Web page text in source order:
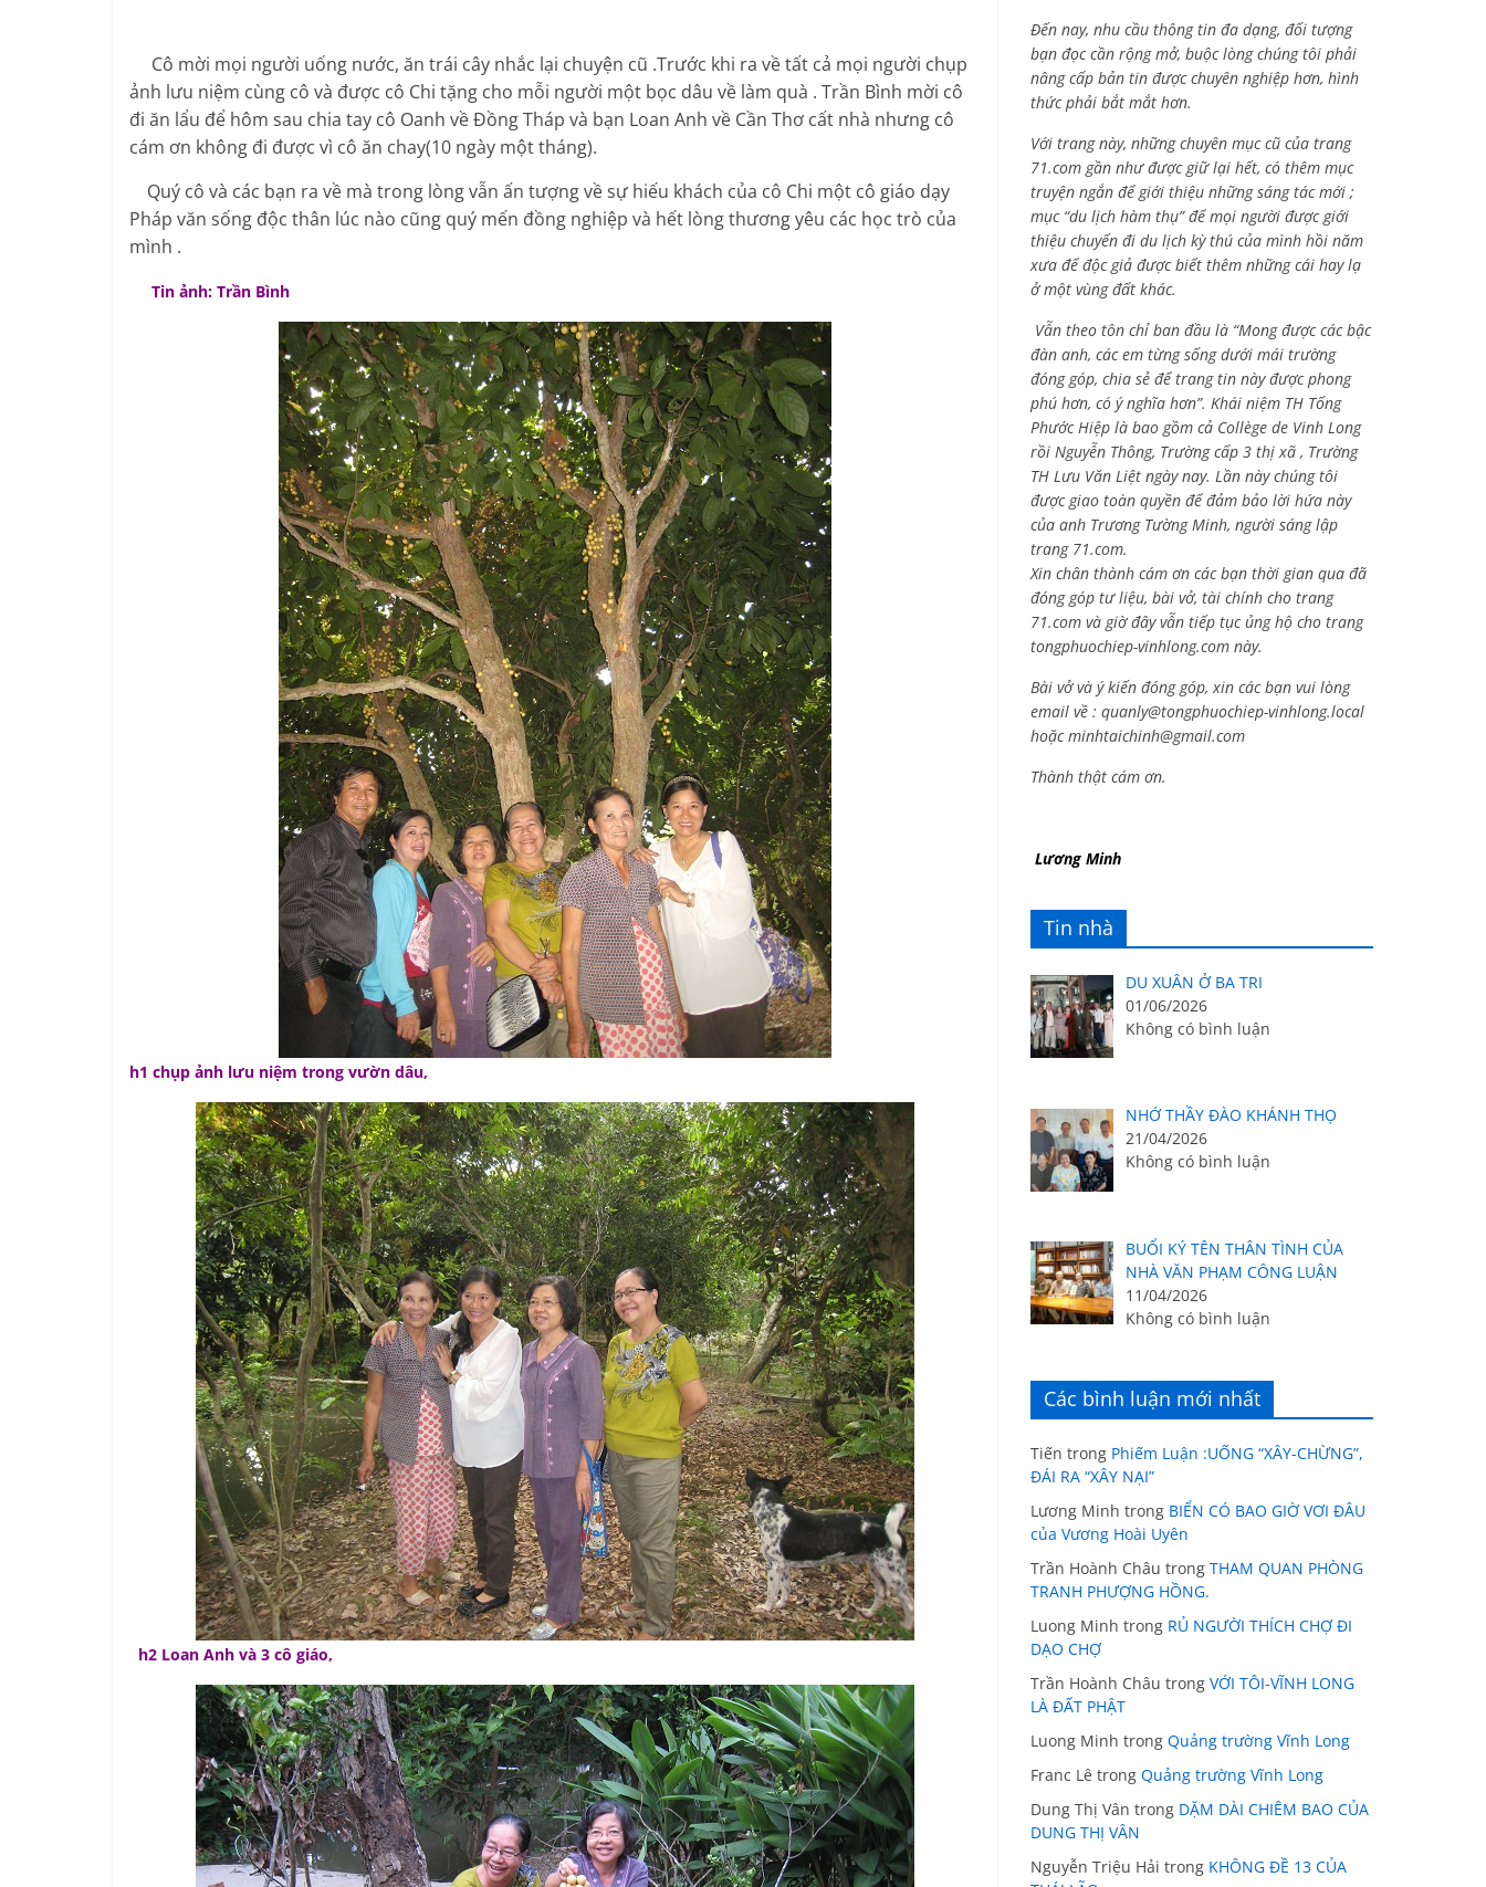
Cô mời mọi người uống nước, ăn trái cây nhắc lại chuyện cũ .Trước khi ra về tất cả mọi người chụp
ảnh lưu niệm cùng cô và được cô Chi tặng cho mỗi người một bọc dâu về làm quà . Trần Bình mời cô
đi ăn lẩu để hôm sau chia tay cô Oanh về Đồng Tháp và bạn Loan Anh về Cần Thơ cất nhà nhưng cô
cám ơn không đi được vì cô ăn chay(10 ngày một tháng).
Quý cô và các bạn ra về mà trong lòng vẫn ấn tượng về sự hiếu khách của cô Chi một cô giáo dạy
Pháp văn sống độc thân lúc nào cũng quý mến đồng nghiệp và hết lòng thương yêu các học trò của
mình .
Tin ảnh: Trần Bình
h1 chụp ảnh lưu niệm trong vườn dâu,
h2 Loan Anh và 3 cô giáo,
Đến nay, nhu cầu thông tin đa dạng, đối tượng
bạn đọc cần rộng mở, buộc lòng chúng tôi phải
nâng cấp bản tin được chuyên nghiệp hơn, hình
thức phải bắt mắt hơn.
Với trang này, những chuyên mục cũ của trang
71.com gần như được giữ lại hết, có thêm mục
truyện ngắn để giới thiệu những sáng tác mới ;
mục “du lịch hàm thụ” để mọi người được giới
thiệu chuyến đi du lịch kỳ thú của mình hồi năm
xưa để độc giả được biết thêm những cái hay lạ
ở một vùng đất khác.
Vẫn theo tôn chỉ ban đầu là “Mong được các bậc
đàn anh, các em từng sống dưới mái trường
đóng góp, chia sẻ để trang tin này được phong
phú hơn, có ý nghĩa hơn”. Khái niệm TH Tống
Phước Hiệp là bao gồm cả Collège de Vinh Long
rồi Nguyễn Thông, Trường cấp 3 thị xã , Trường
TH Lưu Văn Liệt ngày nay. Lần này chúng tôi
được giao toàn quyền để đảm bảo lời hứa này
của anh Trương Tường Minh, người sáng lập
trang 71.com.
Xin chân thành cám ơn các bạn thời gian qua đã
đóng góp tư liệu, bài vở, tài chính cho trang
71.com và giờ đây vẫn tiếp tục ủng hộ cho trang
tongphuochiep-vinhlong.com này.
Bài vở và ý kiến đóng góp, xin các bạn vui lòng
email về : quanly@tongphuochiep-vinhlong.local
hoặcminhtaichinh@gmail.com
Thành thật cám ơn.
Lương Minh
Tin nhà
DU XUÂN Ở BA TRI
01/06/2026
Không có bình luận
NHỚ THẦY ĐÀO KHÁNH THỌ
21/04/2026
Không có bình luận
BUỔI KÝ TÊN THÂN TÌNH CỦA
NHÀ VĂN PHẠM CÔNG LUẬN
11/04/2026
Không có bình luận
Các bình luận mới nhất
Tiến trong Phiếm Luận :UỐNG “XÂY-CHỪNG”,
ĐÁI RA “XÂY NẠI”
Lương Minh trong BIỂN CÓ BAO GIỜ VƠI ĐÂU
của Vương Hoài Uyên
Trần Hoành Châu trong THAM QUAN PHÒNG
TRANH PHƯỢNG HỒNG.
Luong Minh trong RỦ NGƯỜI THÍCH CHỢ ĐI
DẠO CHỢ
Trần Hoành Châu trong VỚI TÔI-VĨNH LONG
LÀ ĐẤT PHẬT
Luong Minh trong Quảng trường Vĩnh Long
Franc Lê trong Quảng trường Vĩnh Long
Dung Thị Vân trong DẶM DÀI CHIÊM BAO CỦA
DUNG THỊ VÂN
Nguyễn Triệu Hải trong KHÔNG ĐỀ 13 CỦA